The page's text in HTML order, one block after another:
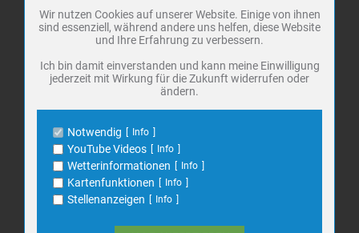
Stadt Bad
Frankenhausen
Markt 1
06567 Bad Frankenhausen
E-Mail:info@bad-frankenhausen.de
Search
for:
Name
PHP Session Cookie
Anbieter
Eigentümer dieser Website
Schutz
Cookie Name
PHPSESSID, fe_typo_user
Name
Cookiespeicherung Entscheidungscookie
Anbieter
Eigentümer dieser Website
Zweck
Speichert die Einstellungen der Besucher
bezüglich der Speicherung von Cookies.
Cookie Name
dywc
1 Jahr
Wir nutzen Cookies auf unserer Website. Einige von ihnen
sind essenziell, während andere uns helfen, diese Website
und Ihre Erfahrung zu verbessern.
Ich bin damit einverstanden und kann meine Einwilligung
jederzeit mit Wirkung für die Zukunft widerrufen oder
ändern.
Notwendig Info
YouTube Videos Info
Wetterinformationen Info
Kartenfunktionen Info
Stellenanzeigen Info